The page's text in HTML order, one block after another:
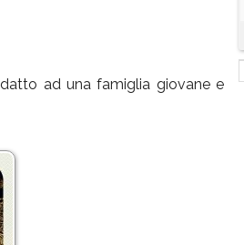
ad una famiglia giovane e